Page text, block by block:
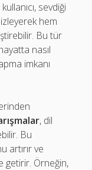
sevdiği
hem
Bu tür
nasıl
imkanı
, dil
Bu
artırır ve
getirir. Örneğin,